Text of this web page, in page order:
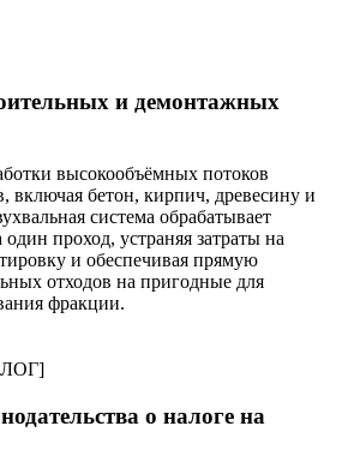
и демонтажных
высокообъёмных потоков
включая бетон, кирпич, древесину и
система обрабатывает
один проход, устраняя затраты на
и обеспечивая прямую
отходов на пригодные для
фракции.
]
о налоге на